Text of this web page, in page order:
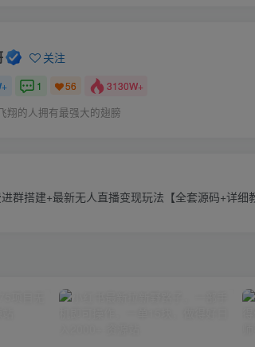
关注
1 56 3130W+
翔的人拥有最强大的翅膀
群搭建+最新无人直播变现玩法【全套源码+详细